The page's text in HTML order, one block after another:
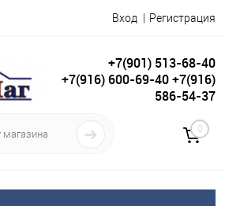
Вход Регистрация
+7(901) 513-68-40
+7(916) 600-69-40 +7(916)
586-54-37
0